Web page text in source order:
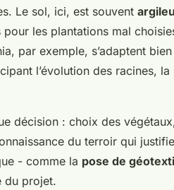
Le sol, ici, est souvent
pour les plantations mal
par exemple, s’adaptent
l’évolution des racines,
décision : choix des
du terroir qui
- comme la pose de
du projet.